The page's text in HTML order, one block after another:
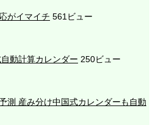
がイマイチ 561ビュー
動計算カレンダー 250ビュー
測 産み分け中国式カレンダーも自動